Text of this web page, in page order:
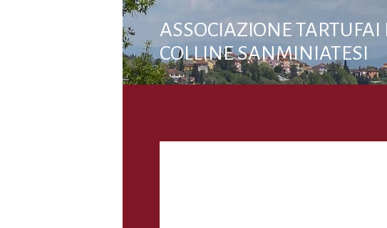
ASSOCIAZIONE TARTUFAI
COLLINE SANMINIATESI